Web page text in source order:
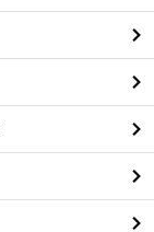
る